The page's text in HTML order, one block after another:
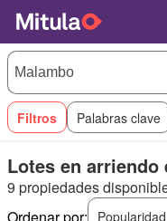
Filtros Palabras clave
Lotes en arriendo
9 propiedades
Popularidad